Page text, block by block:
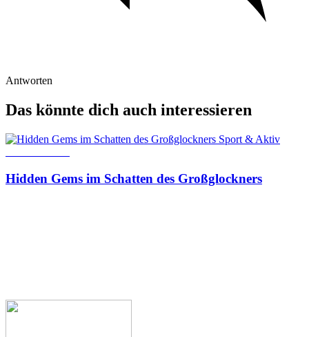
Antworten
Das könnte dich auch interessieren
Sport & Aktiv
Hidden Gems im Schatten des Großglockners